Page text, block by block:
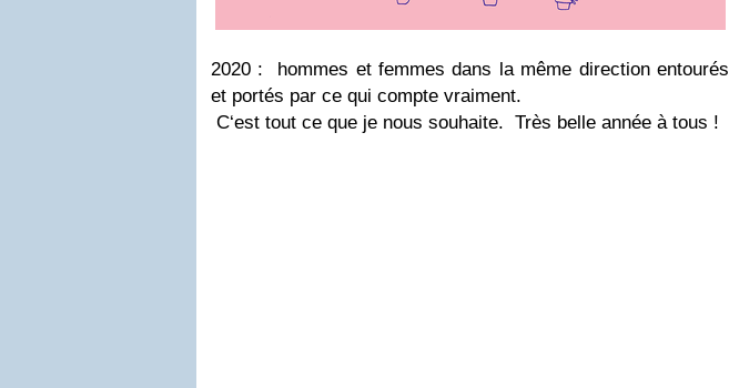
2020 :
hommes et femmes dans la même direction entourés
et portés par ce qui compte vraiment.
C‘est tout ce que je nous souhaite. Très belle année à tous !